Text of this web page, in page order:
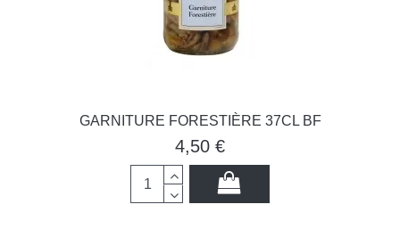
GARNITURE FORESTIÈRE 37CL BF
4,50 €